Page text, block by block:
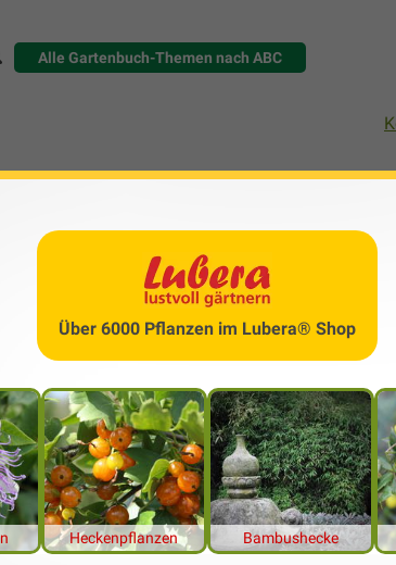
Alle Gartenbuch-Themen nach ABC
sich für den
am Gartenzaun
Über 6000 Pflanzen im Lubera® Shop
Heckenpflanzen Bambushecke